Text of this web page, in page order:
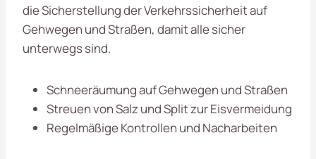
die Sicherstellung der Verkehrssicherheit auf
Gehwegen und Straßen, damit alle sicher
unterwegs sind.
Schneeräumung auf Gehwegen und Straßen
Streuen von Salz und Split zur Eisvermeidung
Regelmäßige Kontrollen und Nacharbeiten